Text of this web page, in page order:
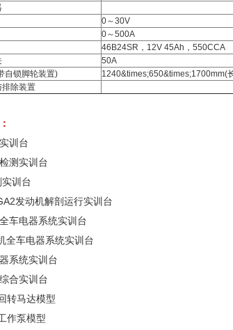
0～30V
0～500A
46B24SR，12V 45Ah，550CCA
50A
自锁脚轮装置) 1240&times;650&times;1700mm(
排除装置
训台
测实训台
训台
发动机解剖运行实训台
车电器系统实训台
全车电器系统实训台
系统实训台
合实训台
转马达模型
作泵模型